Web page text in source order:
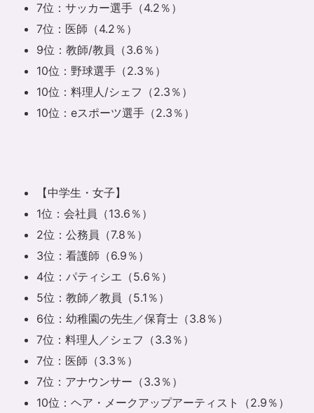
7位：サッカー選手（4.2％）
7位：医師（4.2％）
9位：教師/教員（3.6％）
10位：野球選手（2.3％）
10位：料理人/シェフ（2.3％）
10位：eスポーツ選手（2.3％）
【中学生・女子】
1位：会社員（13.6％）
2位：公務員（7.8％）
3位：看護師（6.9％）
4位：パティシエ（5.6％）
5位：教師／教員（5.1％）
6位：幼稚園の先生／保育士（3.8％）
7位：料理人／シェフ（3.3％）
7位：医師（3.3％）
7位：アナウンサー（3.3％）
10位：ヘア・メークアップアーティスト（2.9％）